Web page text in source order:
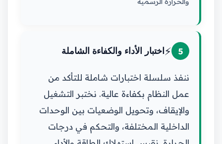
5
⚡ اختبار الأداء والكفاءة الشاملة
ننفذ سلسلة اختبارات شاملة للتأكد من
عمل النظام بكفاءة عالية. نختبر التشغيل
والإيقاف، وتحويل الوضعيات بين الوحدات
الداخلية المختلفة، والتحكم في درجات